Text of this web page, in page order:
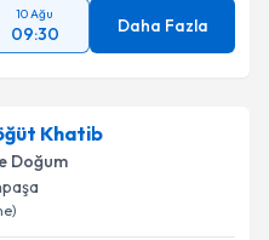
10 Ağu
09:30 Daha Fazla
Khatib
Doğum